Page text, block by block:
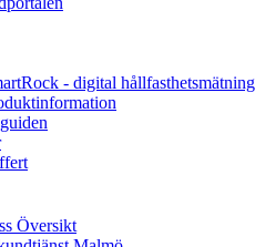
- digital hållfasthetsmätning
Översikt